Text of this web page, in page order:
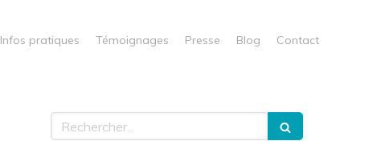
Infos pratiques Témoignages Presse Blog Contact
Rechercher